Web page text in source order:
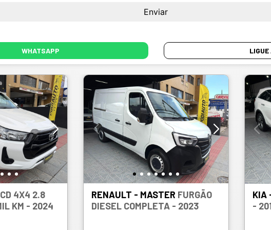
WHATSAPP LIGUE
CD 4X4 2.8
DIESEL MEC 32 MIL KM - 2024
RENAULT - MASTER FURGÃO
DIESEL COMPLETA - 2023
KIA
-